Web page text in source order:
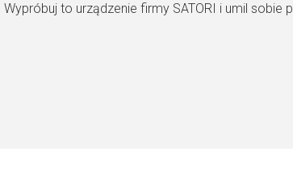
Wypróbuj to urządzenie firmy SATORI i umil sobie